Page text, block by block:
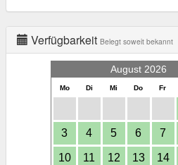
Verfügbarkeit Belegt soweit bekannt
August 2026
Mo Di Mi Do Fr
3 4 5 6 7
10 11 12 13 14